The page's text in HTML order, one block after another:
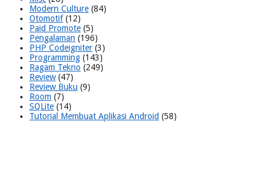
Modern Culture (84)
Otomotif(12)
Paid Promote (5)
Pengalaman (196)
PHP Codeigniter (3)
Programming (143)
Ragam Tekno (249)
Review(47)
Review Buku (9)
Room (7)
SQLite (14)
Tutorial Membuat Aplikasi Android (58)